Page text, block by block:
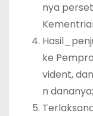
nya
ke
vident,
n dananya;